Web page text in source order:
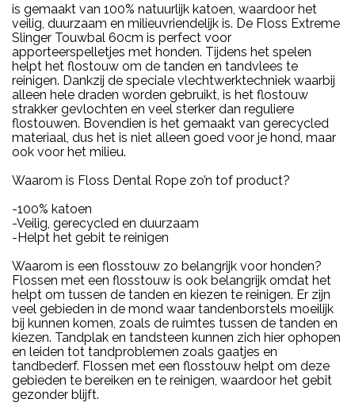
is gemaakt van 100% natuurlijk katoen, waardoor het
veilig, duurzaam en milieuvriendelijk is. De Floss Extreme
Slinger Touwbal 60cm is perfect voor
apporteerspelletjes met honden. Tijdens het spelen
helpt het flostouw om de tanden en tandvlees te
reinigen. Dankzij de speciale vlechtwerktechniek waarbij
alleen hele draden worden gebruikt, is het flostouw
strakker gevlochten en veel sterker dan reguliere
flostouwen. Bovendien is het gemaakt van gerecycled
materiaal, dus het is niet alleen goed voor je hond, maar
ook voor het milieu.
Waarom is Floss Dental Rope zo’n tof product?
-100% katoen
-Veilig, gerecycled en duurzaam
-Helpt het gebit te reinigen
Waarom is een flosstouw zo belangrijk voor honden?
Flossen met een flosstouw is ook belangrijk omdat het
helpt om tussen de tanden en kiezen te reinigen. Er zijn
veel gebieden in de mond waar tandenborstels moeilijk
bij kunnen komen, zoals de ruimtes tussen de tanden en
kiezen. Tandplak en tandsteen kunnen zich hier ophopen
en leiden tot tandproblemen zoals gaatjes en
tandbederf. Flossen met een flosstouw helpt om deze
gebieden te bereiken en te reinigen, waardoor het gebit
gezonder blijft.